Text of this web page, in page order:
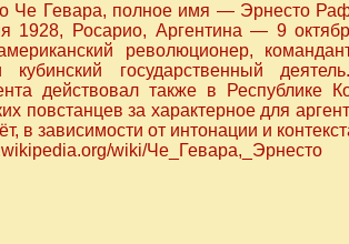
Че Гевара, полное имя — Эрнесто
1928, Росарио, Аргентина — 9
революционер,
государственный
действовал также в Республике
повстанцев за характерное для
в зависимости от интонации и
wiki/Че_Гевара,_Эрнесто